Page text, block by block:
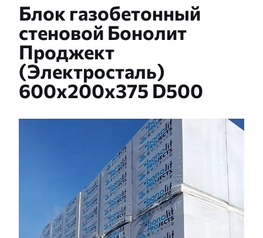
Блок газобетонный
стеновой Бонолит
Проджект
(Электросталь)
600x200x375 D500